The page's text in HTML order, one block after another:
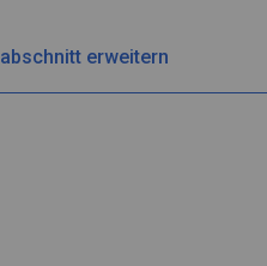
abschnitt erweitern